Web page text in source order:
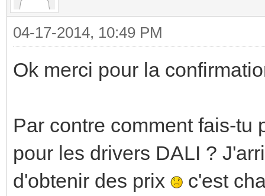
04-17-2014, 10:49 PM
Ok merci pour la
Par contre comment fais-tu
pour les drivers DALI ?
d'obtenir des prix
c'est